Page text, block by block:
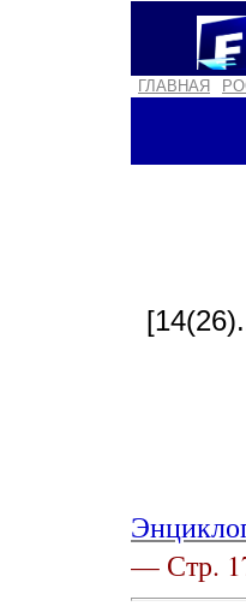
ГЛАВНАЯ
— Стр.